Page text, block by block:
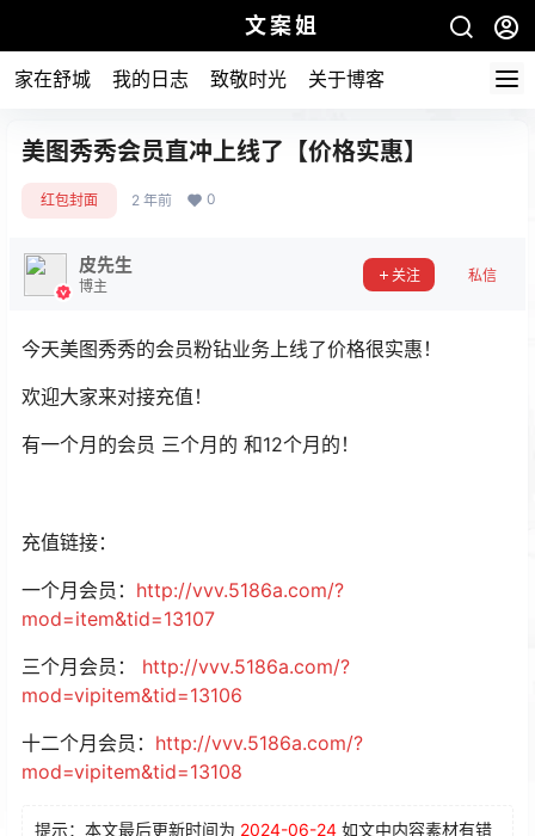
文案姐
家在舒城 我的日志 致敬时光 关于博客
美图秀秀会员直冲上线了【价格实惠】
红包封面 2 年前 0
皮先生
博主
关注 私信
今天美图秀秀的会员粉钻业务上线了价格很实惠！
欢迎大家来对接充值！
有一个月的会员 三个月的 和12个月的！
充值链接：
一个月会员： http://vvv.5186a.com/?
mod=item&tid=13107
三个月会员： http://vvv.5186a.com/?
mod=vipitem&tid=13106
十二个月会员： http://vvv.5186a.com/?
mod=vipitem&tid=13108
提示：本文最后更新时间为 2024-06-24 如文中内容素材有错